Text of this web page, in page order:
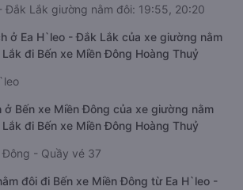
Đắk Lắk giường nằm đôi: 19:55, 20:20
ở Ea H`leo - Đắk Lắk của xe giường nằm
đi Bến xe Miền Đông Hoàng Thuỷ
ở Bến xe Miền Đông của xe giường nằm
đi Bến xe Miền Đông Hoàng Thuỷ
Đông - Quầy vé 37
đôi đi Bến xe Miền Đông từ Ea H`leo -